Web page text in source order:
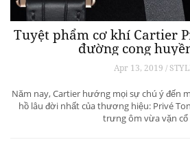
Tuyệt phẩm cơ khí Cartier
đường cong
Apr 13, 2019 /
Năm nay, Cartier hướng mọi sự chú ý đến
hồ lâu đời nhất của thương hiệu: Privé
trưng ôm vừa vặn cổ